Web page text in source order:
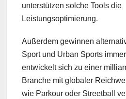
unterstützen solche Tools die
Leistungsoptimierung.
Außerdem gewinnen
Sport und Urban Sports
entwickelt sich zu einer
Branche mit globaler
wie Parkour oder Streetball